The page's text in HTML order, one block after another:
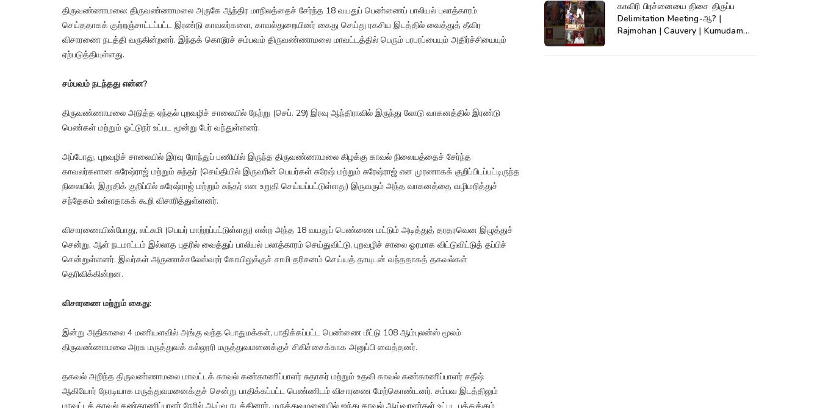
திருவண்ணாமலை: திருவண்ணாமலை அருகே ஆந்திர மாநிலத்தைச் சேர்ந்த 18 வயதுப் பெண்ணைப் பாலியல் பலாத்காரம்
செய்ததாகக் குற்றஞ்சாட்டப்பட்ட இரண்டு காவலர்களை, காவல்துறையினர் கைது செய்து ரகசிய இடத்தில் வைத்துத் தீவிர
விசாரணை நடத்தி வருகின்றனர். இந்தக் கொடூரச் சம்பவம் திருவண்ணாமலை மாவட்டத்தில் பெரும் பரபரப்பையும் அதிர்ச்சியையும்
ஏற்படுத்தியுள்ளது.
சம்பவம் நடந்தது என்ன?
திருவண்ணாமலை அடுத்த ஏந்தல் புறவழிச் சாலையில் நேற்று (செப். 29) இரவு ஆந்திராவில் இருந்து லோடு வாகனத்தில் இரண்டு
பெண்கள் மற்றும் ஓட்டுநர் உட்பட மூன்று பேர் வந்துள்ளனர்.
அப்போது, புறவழிச் சாலையில் இரவு ரோந்துப் பணியில் இருந்த திருவண்ணாமலை கிழக்கு காவல் நிலையத்தைச் சேர்ந்த
காவலர்களான சுரேஷ்ராஜ் மற்றும் சுந்தர் (செய்தியில் இருவரின் பெயர்கள் சுரேஷ் மற்றும் சுரேஷ்ராஜ் என முரணாகக் குறிப்பிடப்பட்டிருந்த
நிலையில், இறுதிக் குறிப்பில் சுரேஷ்ராஜ் மற்றும் சுந்தர் என உறுதி செய்யப்பட்டுள்ளது) இருவரும் அந்த வாகனத்தை வழிமறித்துச்
சந்தேகம் உள்ளதாகக் கூறி விசாரித்துள்ளனர்.
விசாரணையின்போது, லட்சுமி (பெயர் மாற்றப்பட்டுள்ளது) என்ற அந்த 18 வயதுப் பெண்ணை மட்டும் அடித்துத் தரதரவென இழுத்துச்
சென்று, ஆள் நடமாட்டம் இல்லாத புதரில் வைத்துப் பாலியல் பலாத்காரம் செய்துவிட்டு, புறவழிச் சாலை ஓரமாக விட்டுவிட்டுத் தப்பிச்
சென்றுள்ளனர். இவர்கள் அருணாச்சலேஸ்வரர் கோயிலுக்குச் சாமி தரிசனம் செய்யத் தாயுடன் வந்ததாகத் தகவல்கள்
தெரிவிக்கின்றன.
விசாரணை மற்றும் கைது:
இன்று அதிகாலை 4 மணியளவில் அங்கு வந்த பொதுமக்கள், பாதிக்கப்பட்ட பெண்ணை மீட்டு 108 ஆம்புலன்ஸ் மூலம்
திருவண்ணாமலை அரசு மருத்துவக் கல்லூரி மருத்துவமனைக்குச் சிகிச்சைக்காக அனுப்பி வைத்தனர்.
தகவல் அறிந்த திருவண்ணாமலை மாவட்டக் காவல் கண்காணிப்பாளர் சுதாகர் மற்றும் உதவி காவல் கண்காணிப்பாளர் சதீஷ்
ஆகியோர் நேரடியாக மருத்துவமனைக்குச் சென்று பாதிக்கப்பட்ட பெண்ணிடம் விசாரணை மேற்கொண்டனர். சம்பவ இடத்திலும்
காவிரி பிரச்னையை திசை திருப்ப
Delimitation Meeting-ஆ? |
Rajmohan | Cauvery | Kumudam